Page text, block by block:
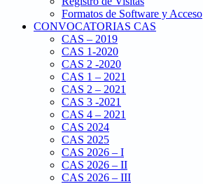
Formatos de Software y Acceso
CONVOCATORIAS CAS
CAS – 2019
CAS 1-2020
CAS 2 -2020
CAS 1 – 2021
CAS 2 – 2021
CAS 3 -2021
CAS 4 – 2021
CAS 2024
CAS 2025
CAS 2026 – I
CAS 2026 – II
CAS 2026 – III